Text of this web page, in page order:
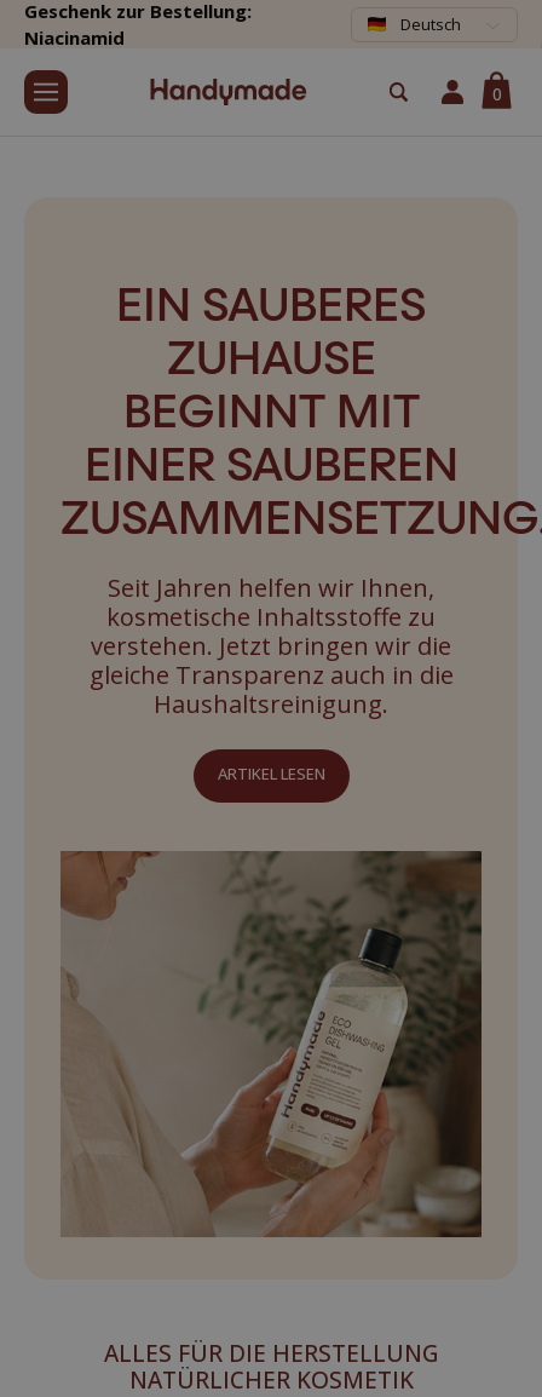
Geschenk zur Bestellung:
Niacinamid
Deutsch
0
EIN SAUBERES
ZUHAUSE
BEGINNT MIT
EINER SAUBEREN
Seit Jahren helfen wir Ihnen,
kosmetische Inhaltsstoffe zu
verstehen. Jetzt bringen wir die
gleiche Transparenz auch in die
Haushaltsreinigung.
ARTIKEL LESEN
ALLES FÜR DIE HERSTELLUNG
NATÜRLICHER KOSMETIK